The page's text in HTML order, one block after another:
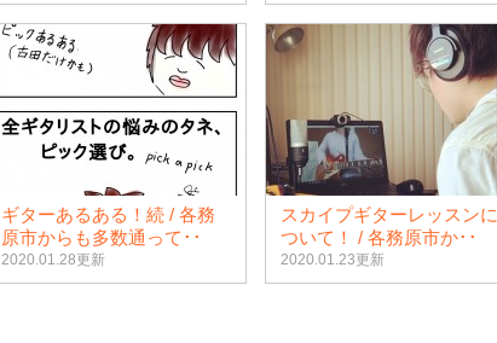
ギターあるある！続 / 各務
原市からも多数通って･･
2020.01.28更新
スカイプギターレッスンに
ついて！ / 各務原市か･･
2020.01.23更新